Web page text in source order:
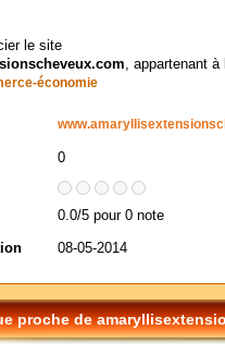
le site
, appartenant à
économie
0
0.0/5 pour 0 note
08-05-2014
proche de